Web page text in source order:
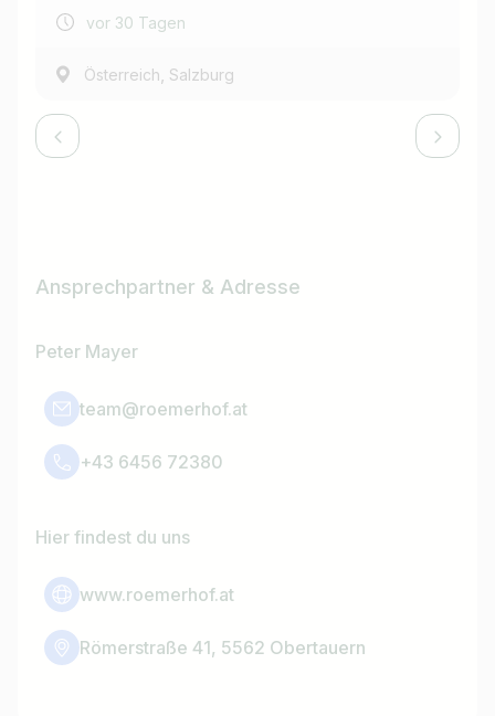
vor 30 Tagen
Österreich, Salzburg
Ansprechpartner & Adresse
Peter Mayer
team@roemerhof.at
+43 6456 72380
Hier findest du uns
www.roemerhof.at
Römerstraße 41, 5562 Obertauern